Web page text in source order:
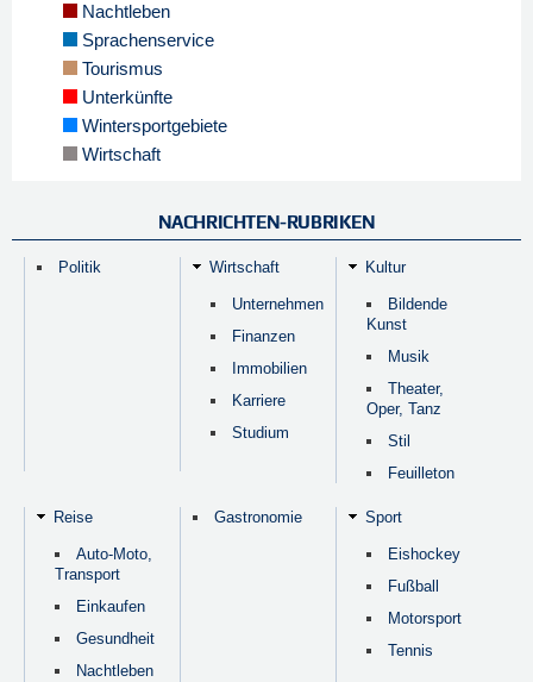
Nachtleben
Sprachenservice
Tourismus
Unterkünfte
Wintersportgebiete
Wirtschaft
NACHRICHTEN-RUBRIKEN
Politik Wirtschaft
Unternehmen
Finanzen
Immobilien
Karriere
Studium
Kultur
Bildende
Kunst
Musik
Theater,
Oper, Tanz
Stil
Feuilleton
Reise
Auto-Moto,
Transport
Einkaufen
Gesundheit
Nachtleben
Gastronomie Sport
Eishockey
Fußball
Motorsport
Tennis